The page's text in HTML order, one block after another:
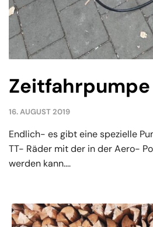
Zeitfahrpumpe
16. AUGUST 2019
Endlich- es gibt eine spezielle
TT- Räder mit der in der Aero-
werden kann....